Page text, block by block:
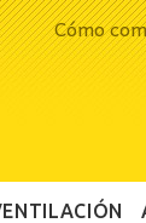
Cómo